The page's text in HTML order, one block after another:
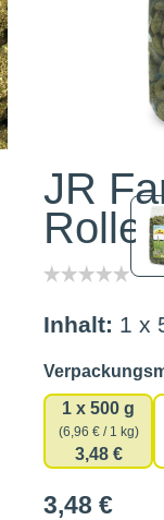
JR
Inhalt: 1 x
1 x 500 g
(6,96 € / 1 kg)
3,48 €
3,48 €